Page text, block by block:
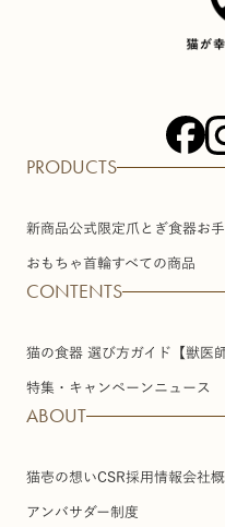
PRODUCTS
新商品公式限定爪とぎ食器お
おもちゃ首輪すべての商品
CONTENTS
猫の食器 選び方ガイド【獣医
特集・キャンペーンニュース
ABOUT
猫壱の想いCSR採用情報会社
アンバサダー制度